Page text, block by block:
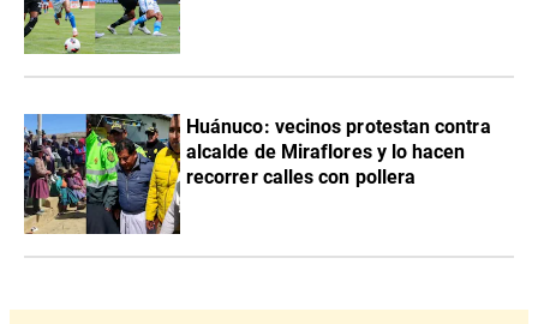
Huánuco: vecinos protestan contra
alcalde de Miraflores y lo hacen
recorrer calles con pollera